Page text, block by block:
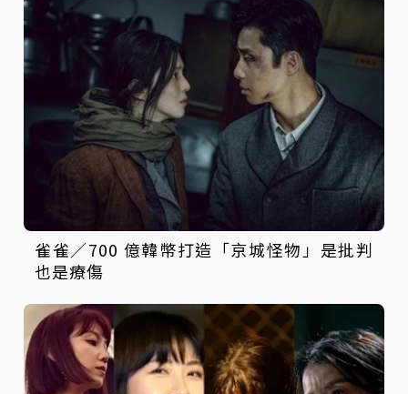
雀雀／700 億韓幣打造「京城怪物」是批判
也是療傷